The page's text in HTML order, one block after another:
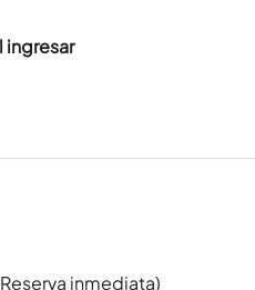
ingresar
inmediata)